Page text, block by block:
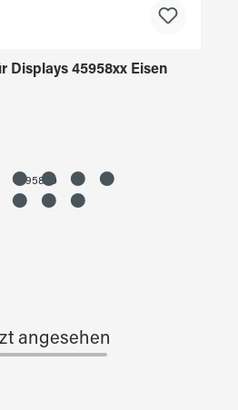
Displays 45958xx Eisen
4595890
angesehen